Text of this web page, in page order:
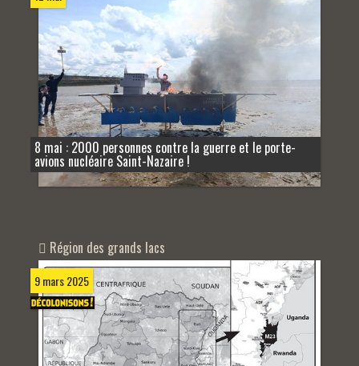
8 mai : 2000 personnes contre la guerre et le porte-
avions nucléaire Saint-Nazaire !
Région des grands lacs
9 mars 2025